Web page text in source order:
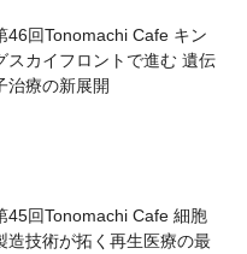
46回Tonomachi Cafe キン
スカイフロントで進む 遺伝
治療の新展開
45回Tonomachi Cafe 細胞
造技術が拓く再生医療の最